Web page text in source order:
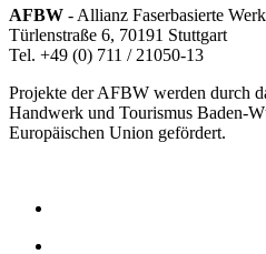
AFBW - Allianz Faserbasierte
Türlenstraße 6, 70191 Stuttgart
Tel. +49 (0) 711 / 21050-13
Projekte der AFBW werden durch
Handwerk und Tourismus Baden-
Europäischen Union gefördert.